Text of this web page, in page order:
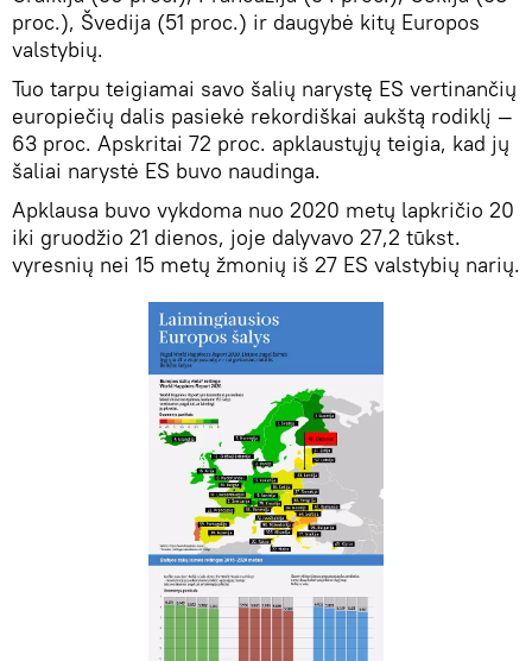
proc.), Švedija (51 proc.) ir daugybė kitų Europos
valstybių.
Tuo tarpu teigiamai savo šalių narystę ES vertinančių
europiečių dalis pasiekė rekordiškai aukštą rodiklį —
63 proc. Apskritai 72 proc. apklaustųjų teigia, kad jų
šaliai narystė ES buvo naudinga.
Apklausa buvo vykdoma nuo 2020 metų lapkričio 20
iki gruodžio 21 dienos, joje dalyvavo 27,2 tūkst.
vyresnių nei 15 metų žmonių iš 27 ES valstybių narių.